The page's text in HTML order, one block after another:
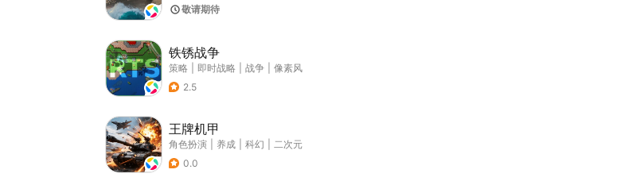
敬请期待
铁锈战争
策略 即时战略 战争
像素风
2.5
王牌机甲
角色扮演 养成 科幻
二次元
0.0